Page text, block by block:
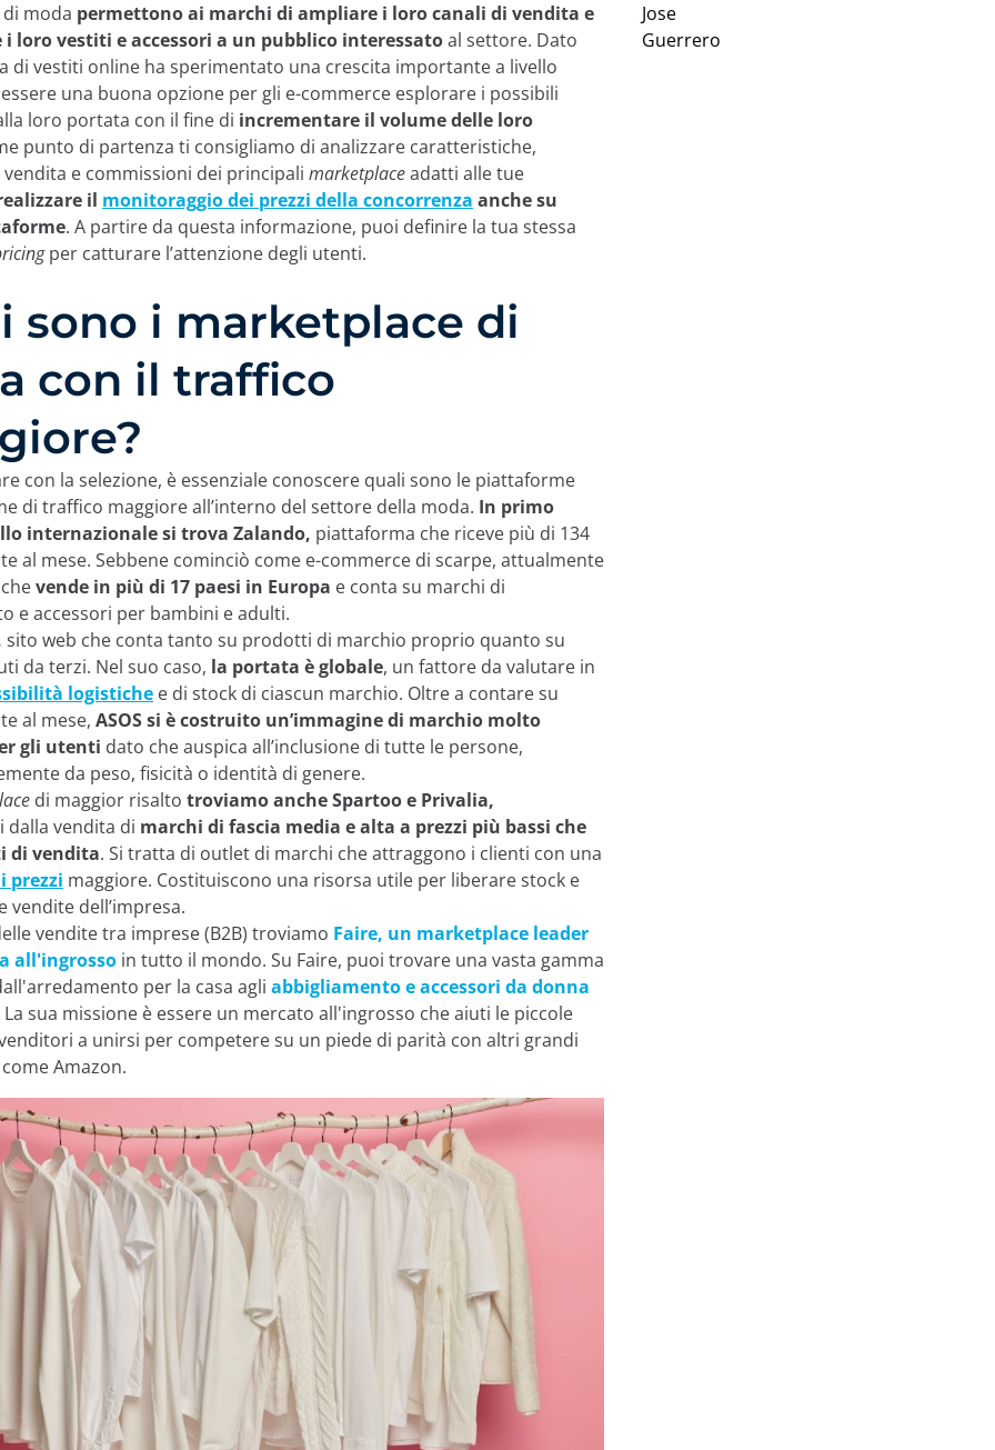
di moda permettono ai marchi di ampliare i loro canali di vendita e
i loro vestiti e accessori a un pubblico interessatoal settore. Dato
di vestiti online ha sperimentato una crescita importante a livello
una buona opzione per gli e-commerce esplorare i possibili
loro portata con il fine di incrementare il volume delle loro
punto di partenza ti consigliamo di analizzare caratteristiche,
e commissioni dei principali marketplaceadatti alle tue
il monitoraggio dei prezzi della concorrenza anche su
. A partire da questa informazione, puoi definire la tua stessa
per catturare l’attenzione degli utenti.
sono i marketplace di
con il traffico
con la selezione, è essenziale conoscere quali sono le piattaforme
di traffico maggiore all’interno del settore della moda. In primo
internazionale si trova Zalando, piattaforma che riceve più di 134
al mese. Sebbene cominciò come e-commerce di scarpe, attualmente
vende in più di 17 paesi in Europa e conta su marchi di
e accessori per bambini e adulti.
sito web che conta tanto su prodotti di marchio proprio quanto su
da terzi. Nel suo caso, la portata è globale, un fattore da valutare in
logistiche e di stock di ciascun marchio. Oltre a contare su
al mese, ASOS si è costruito un’immagine di marchio molto
gli utenti dato che auspica all’inclusione di tutte le persone,
da peso, fisicità o identità di genere.
di maggior risalto troviamo anche Spartoo e Privalia,
dalla vendita di marchi di fascia media e alta a prezzi più bassi che
di vendita. Si tratta di outlet di marchi che attraggono i clienti con una
prezzi maggiore. Costituiscono una risorsa utile per liberare stock e
vendite dell’impresa.
vendite tra imprese (B2B) troviamo Faire, un marketplace leader
all'ingrosso in tutto il mondo. Su Faire, puoi trovare una vasta gamma
per la casa agli abbigliamento e accessori da donna
La sua missione è essere un mercato all'ingrosso che aiuti le piccole
a unirsi per competere su un piede di parità con altri grandi
Amazon.
i cookie:
cookie di nostra proprietà e di terze parti e/o tecnologie simili che
informazioni durante la navigazione su Internet. Lo scopo di queste
vario, dal migliorare la tua esperienza sul sito web mostrando
o raccomandando altri contenuti di interesse, all'identificazione di te come
private del sito. Può anche essere utilizzato per personalizzare gli
pubblicitarie come
Google Ads
e altre. Puoi accettare tutti i cookie
configurarli da "Impostazioni cookie" o rifiutare il loro utilizzo
Puoi conoscere i diversi cookie che utilizziamo nella nostra
sulla Privacy e Cookie.
Rifiuta
Impostazioni cookie